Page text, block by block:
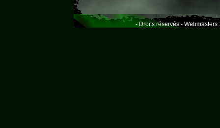
- Droits réservés - Webmasters